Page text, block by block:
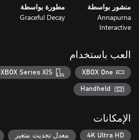
منشور بواسطة
Annapurna
Interactive
مطورة بواسطة
Graceful Decay
العب باستخدام
XBOX One
XBOX Series X|S
Handheld
الإمكانات
4K Ultra HD معدل تحديث متغير